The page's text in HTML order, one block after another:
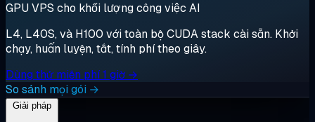
GPU VPS cho khối lượng công việc AI
L4, L40S, và H100 với toàn bộ CUDA stack cài sẵn. Khởi
chạy, huấn luyện, tắt, tính phí theo giây.
Dùng thử miễn phí 1 giờ →
So sánh mọi gói →